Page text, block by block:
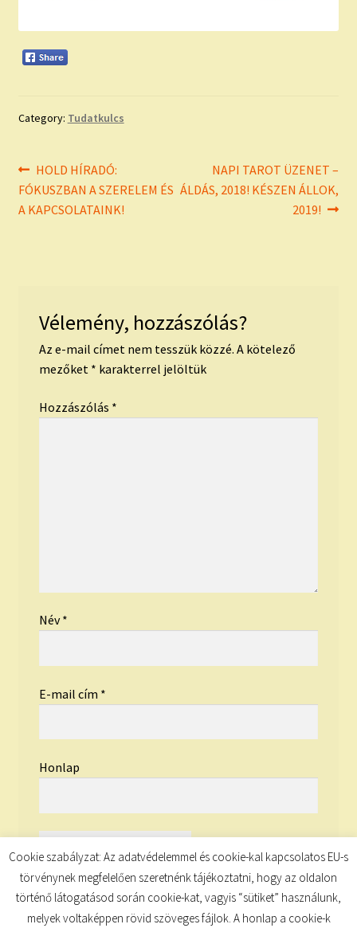
Category: Tudatkulcs
Bejegyzés
navigáció
Previous
post:
HOLD HÍRADÓ:
FÓKUSZBAN A SZERELEM ÉS
A KAPCSOLATAINK!
Next
post:
NAPI TAROT ÜZENET –
ÁLDÁS, 2018! KÉSZEN ÁLLOK,
2019!
Vélemény, hozzászólás?
Az e-mail címet nem tesszük közzé. A kötelező
mezőket * karakterrel jelöltük
Hozzászólás *
Név*
E-mail cím *
Honlap
Cookie szabályzat: Az adatvédelemmel és cookie-kal kapcsolatos EU-s
törvénynek megfelelően szeretnénk tájékoztatni, hogy az oldalon
történő látogatásod során cookie-kat, vagyis “sütiket” használunk,
melyek voltaképpen rövid szöveges fájlok. A honlap a cookie-k